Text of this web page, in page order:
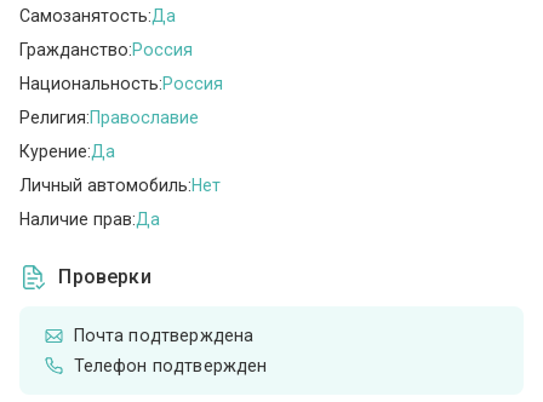
Самозанятость:Да
Гражданство:Россия
Национальность:Россия
Религия:Православие
Курение:Да
Личный автомобиль:Нет
Наличие прав:Да
Проверки
Почта подтверждена
Телефон подтвержден